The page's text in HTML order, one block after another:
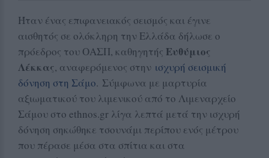
Ήταν ένας επιφανειακός σεισμός και έγινε
αισθητός σε ολόκληρη την Ελλάδα δήλωσε ο
πρόεδρος του ΟΑΣΠ, καθηγητής Ευθύμιος
Λέκκας, αναφερόμενος στην ισχυρή σεισμική
δόνηση στη Σάμο. Σύμφωνα με μαρτυρία
αξιωματικού του λιμενικού από το Λιμεναρχείο
Σάμου στο ethnos.gr λίγα λεπτά μετά την ισχυρή
δόνηση σηκώθηκε τσουνάμι περίπου ενός μέτρου
που πέρασε μέσα στα σπίτια και στα